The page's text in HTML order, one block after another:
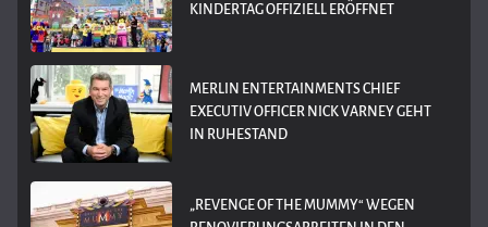
KINDERTAG OFFIZIELL ERÖFFNET
MERLIN ENTERTAINMENTS CHIEF
EXECUTIV OFFICER NICK VARNEY GEHT
IN RUHESTAND
„REVENGE OF THE MUMMY“ WEGEN